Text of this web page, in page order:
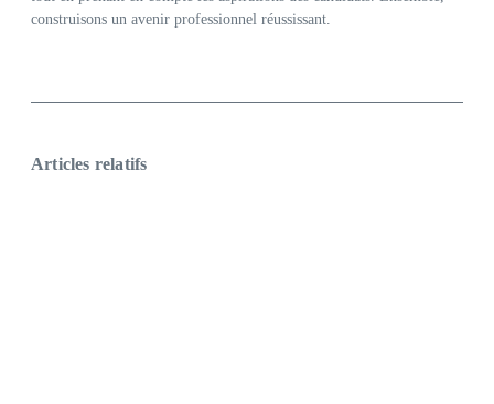
construisons un avenir professionnel réussissant.
Articles relatifs